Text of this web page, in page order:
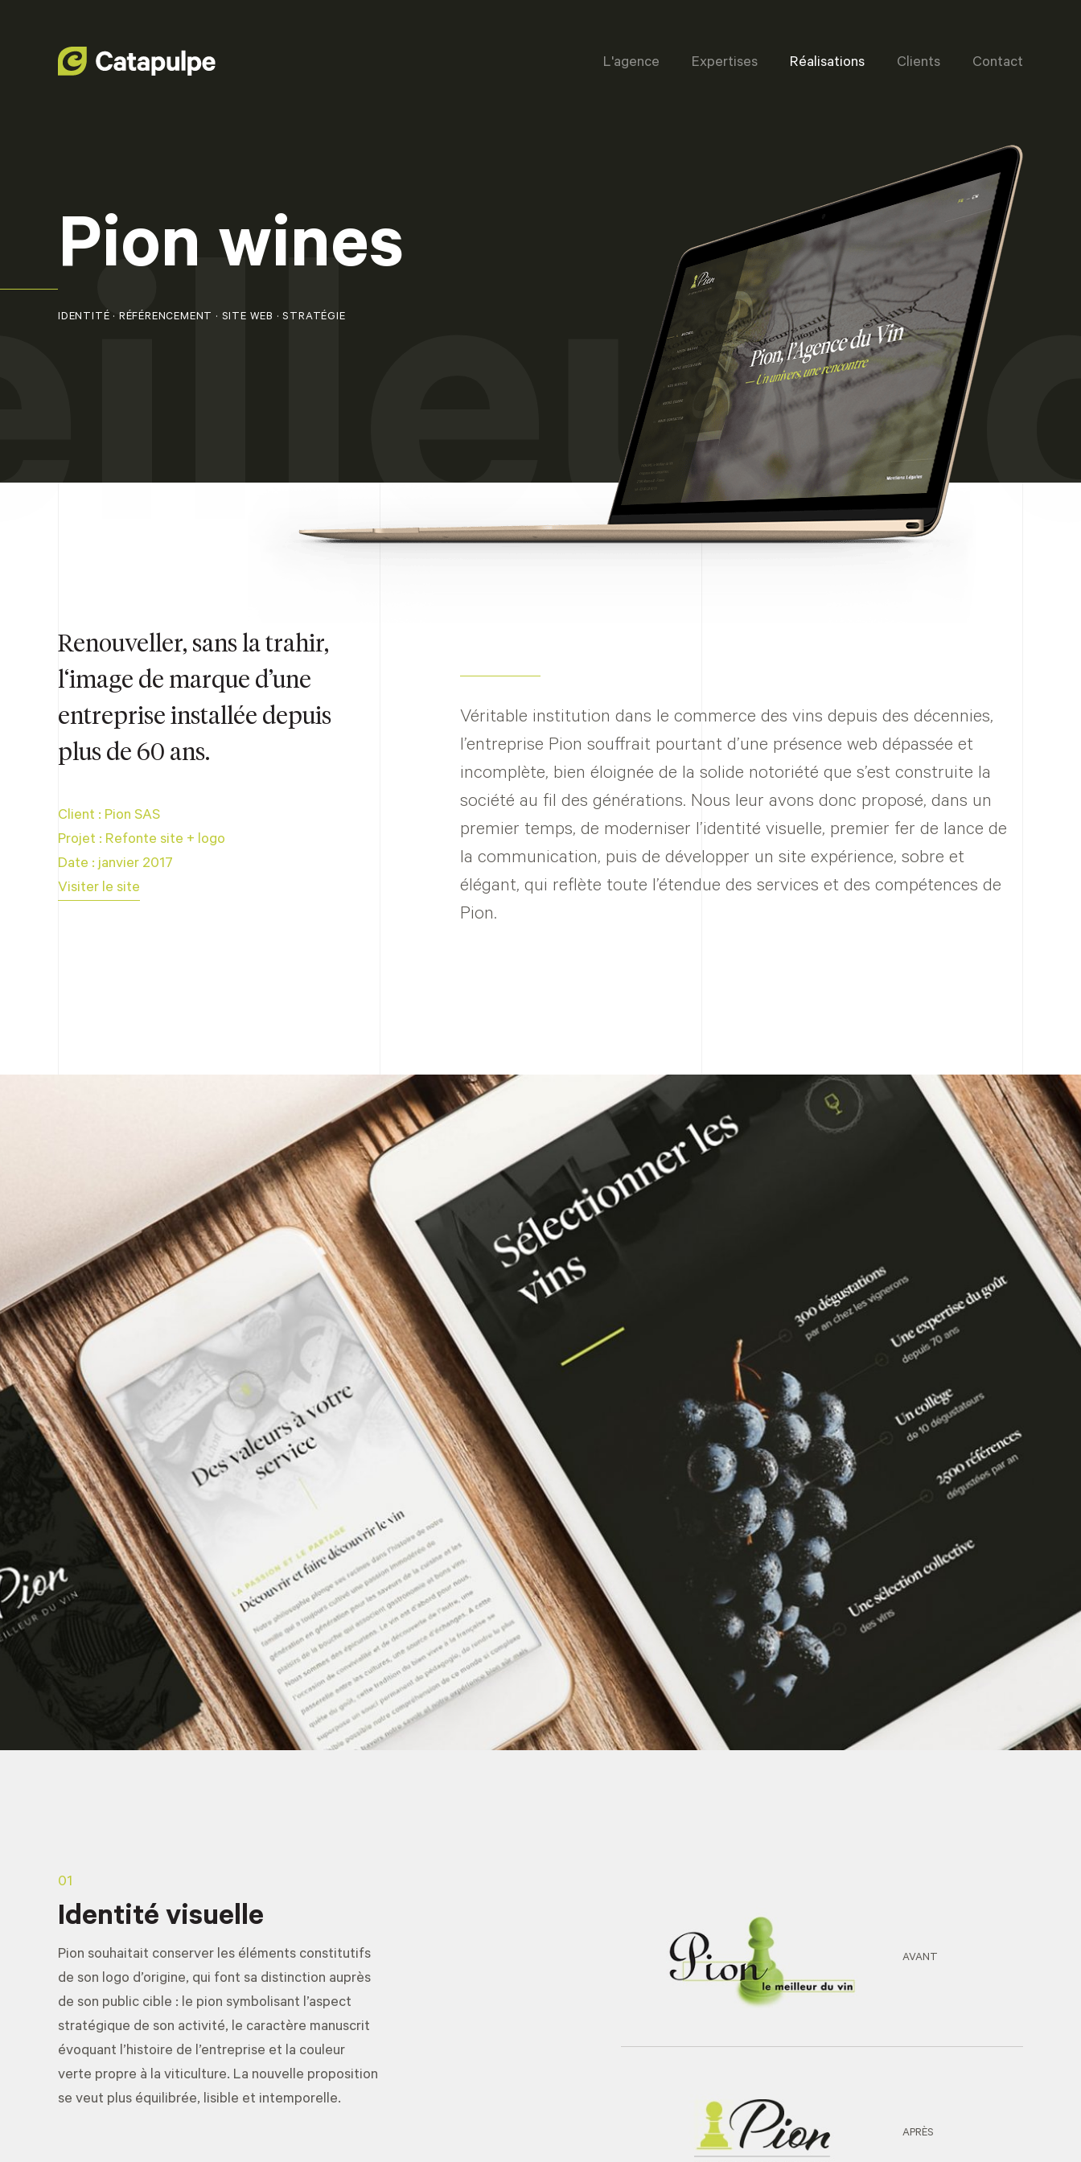
L'agence Expertises Réalisations Clients Contact
Pion wines
IDENTITÉ · RÉFÉRENCEMENT · SITE WEB · STRATÉGIE
Renouveller, sans la trahir,
l‘image de marque d’une
entreprise installée depuis
plus de 60 ans.
Client : Pion SAS
Projet : Refonte site + logo
Date : janvier 2017
Visiter le site
Véritable institution dans le commerce des vins depuis des décennies,
l’entreprise Pion souffrait pourtant d’une présence web dépassée et
incomplète, bien éloignée de la solide notoriété que s’est construite la
société au fil des générations. Nous leur avons donc proposé, dans un
premier temps, de moderniser l’identité visuelle, premier fer de lance de
la communication, puis de développer un site expérience, sobre et
élégant, qui reflète toute l’étendue des services et des compétences de
Pion.
01
Identité visuelle
Pion souhaitait conserver les éléments constitutifs
de son logo d’origine, qui font sa distinction auprès
de son public cible : le pion symbolisant l’aspect
stratégique de son activité, le caractère manuscrit
évoquant l’histoire de l’entreprise et la couleur
verte propre à la viticulture. La nouvelle proposition
se veut plus équilibrée, lisible et intemporelle.
AVANT
APRÈS